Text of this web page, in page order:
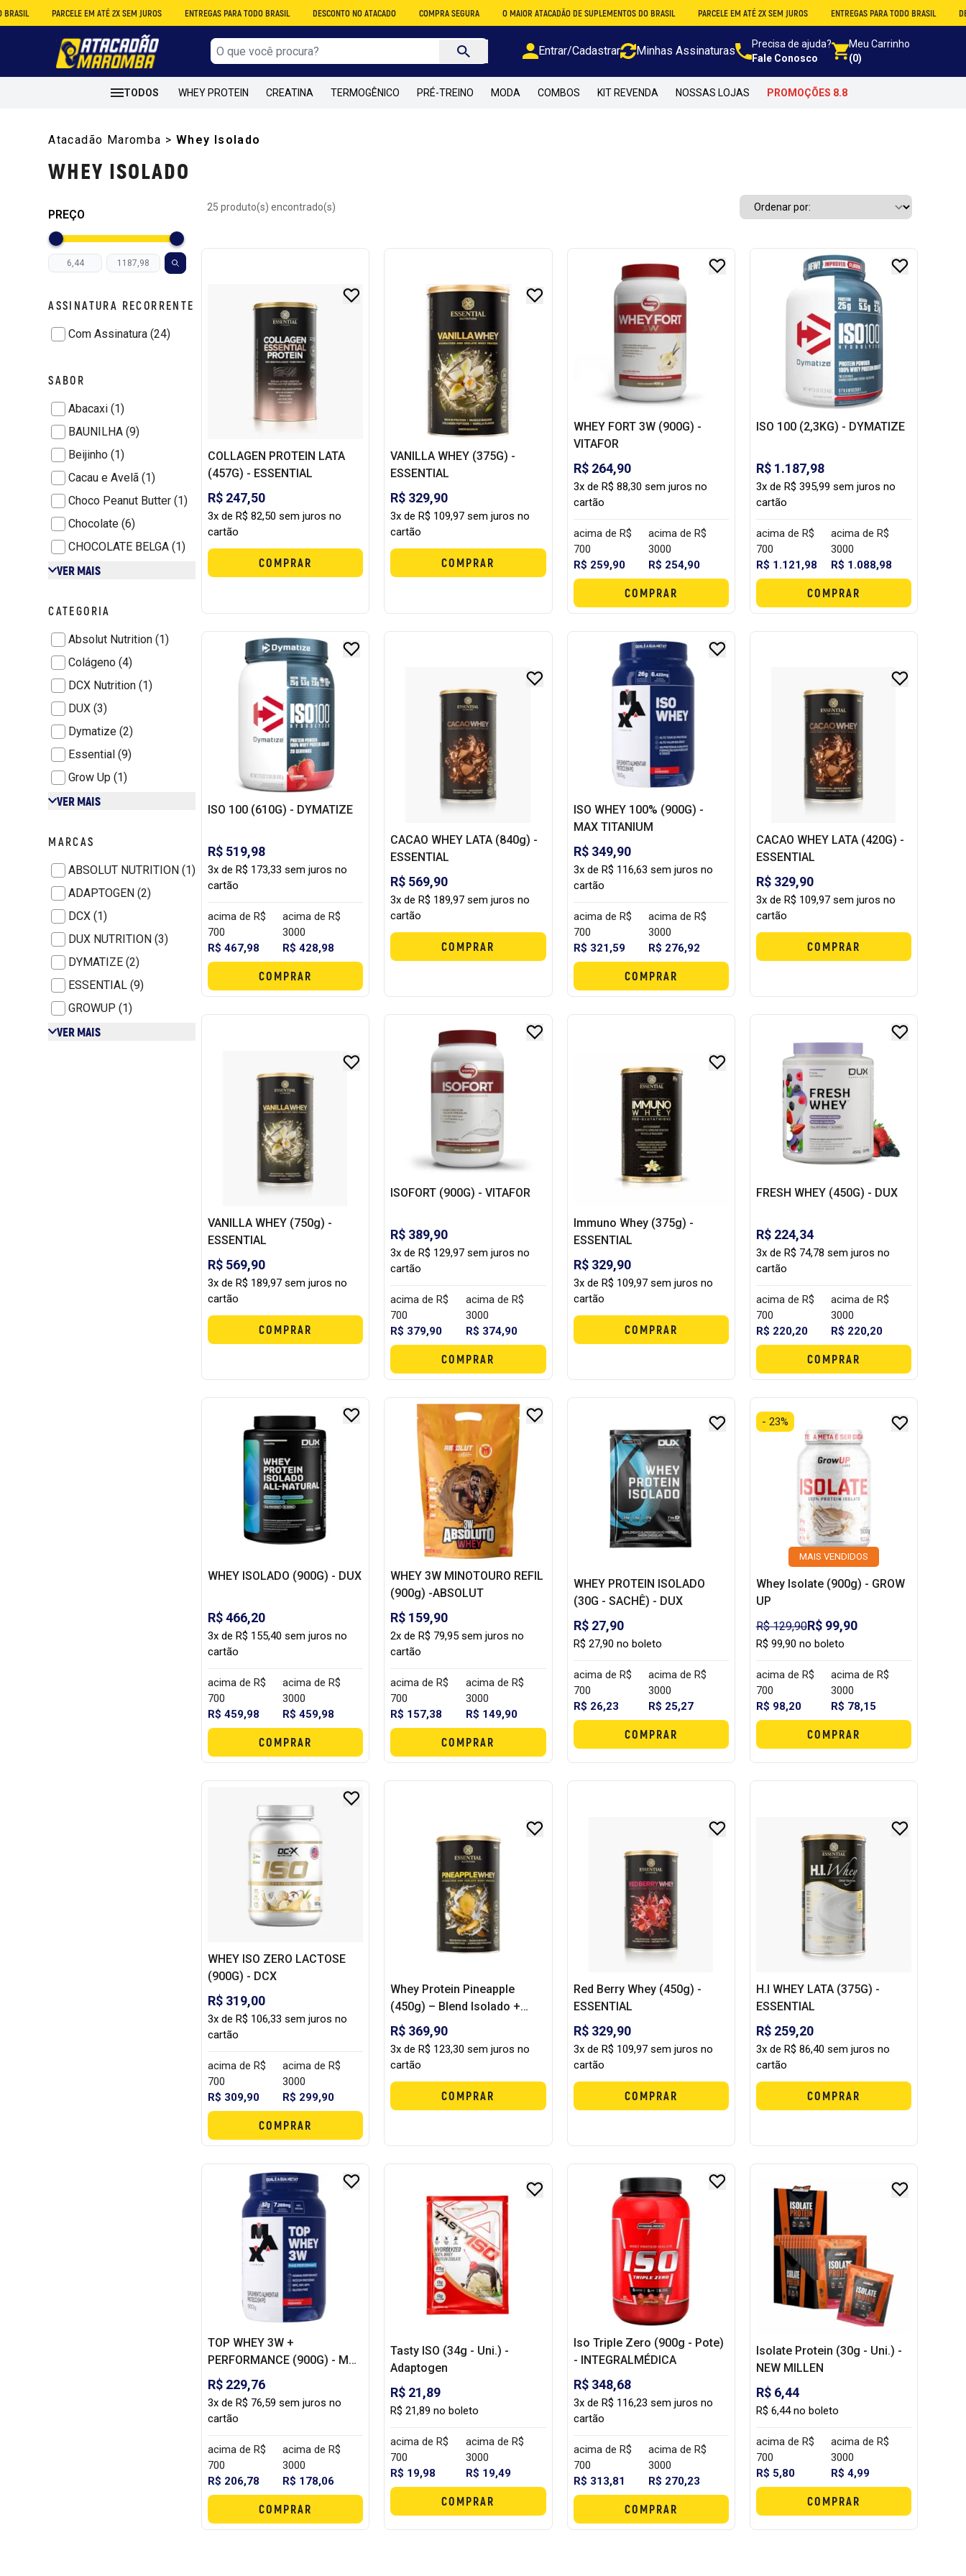
PARCELE EM ATÉ 2X SEM JUROS ENTREGAS PARA TODO BRASIL DESCONTO NO ATACADO COMPRA SEGURA O MAIOR ATACADÃO DE SUPLEMENTOS DO BRASIL PARCELE EM ATÉ 2X SEM JUROS ENTREGAS PARA TODO BRASIL DESCONTO NO
Entrar/Cadastrar Minhas Assinaturas
Precisa de ajuda?
Fale Conosco
Meu Carrinho
(0)
TODOS WHEY PROTEIN CREATINA TERMOGÊNICO PRÉ-TREINO MODA COMBOS KIT REVENDA NOSSAS LOJAS PROMOÇÕES 8.8
Atacadão Maromba > Whey Isolado
WHEY ISOLADO
PREÇO
ASSINATURA RECORRENTE
Com Assinatura (24)
SABOR
Abacaxi (1)
BAUNILHA (9)
Beijinho (1)
Cacau e Avelã (1)
Choco Peanut Butter (1)
Chocolate (6)
CHOCOLATE BELGA (1)
VER MAIS
CATEGORIA
Absolut Nutrition (1)
Colágeno (4)
DCX Nutrition (1)
DUX (3)
Dymatize (2)
Essential (9)
Grow Up (1)
VER MAIS
MARCAS
ABSOLUT NUTRITION (1)
ADAPTOGEN (2)
DCX (1)
DUX NUTRITION (3)
DYMATIZE (2)
ESSENTIAL (9)
GROWUP (1)
VER MAIS
25 produto(s) encontrado(s)
COLLAGEN PROTEIN LATA
(457G) - ESSENTIAL
R$ 247,50
3x de R$ 82,50 sem juros no
cartão
COMPRAR
VANILLA WHEY (375G) -
ESSENTIAL
R$ 329,90
3x de R$ 109,97 sem juros no
cartão
COMPRAR
WHEY FORT 3W (900G) -
VITAFOR
R$ 264,90
3x de R$ 88,30 sem juros no
cartão
acima de R$
700
R$ 259,90
acima de R$
3000
R$ 254,90
COMPRAR
ISO 100 (2,3KG) - DYMATIZE
R$ 1.187,98
3x de R$ 395,99 sem juros no
cartão
acima de R$
700
R$ 1.121,98
acima de R$
3000
R$ 1.088,98
COMPRAR
ISO 100 (610G) - DYMATIZE
R$ 519,98
3x de R$ 173,33 sem juros no
cartão
acima de R$
700
R$ 467,98
acima de R$
3000
R$ 428,98
COMPRAR
CACAO WHEY LATA (840g) -
ESSENTIAL
R$ 569,90
3x de R$ 189,97 sem juros no
cartão
COMPRAR
ISO WHEY 100% (900G) -
MAX TITANIUM
R$ 349,90
3x de R$ 116,63 sem juros no
cartão
acima de R$
700
R$ 321,59
acima de R$
3000
R$ 276,92
COMPRAR
CACAO WHEY LATA (420G) -
ESSENTIAL
R$ 329,90
3x de R$ 109,97 sem juros no
cartão
COMPRAR
VANILLA WHEY (750g) -
ESSENTIAL
R$ 569,90
3x de R$ 189,97 sem juros no
cartão
COMPRAR
ISOFORT (900G) - VITAFOR
R$ 389,90
3x de R$ 129,97 sem juros no
cartão
acima de R$
700
R$ 379,90
acima de R$
3000
R$ 374,90
COMPRAR
Immuno Whey (375g) -
ESSENTIAL
R$ 329,90
3x de R$ 109,97 sem juros no
cartão
COMPRAR
FRESH WHEY (450G) - DUX
R$ 224,34
3x de R$ 74,78 sem juros no
cartão
acima de R$
700
R$ 220,20
acima de R$
3000
R$ 220,20
COMPRAR
WHEY ISOLADO (900G) - DUX
R$ 466,20
3x de R$ 155,40 sem juros no
cartão
acima de R$
700
R$ 459,98
acima de R$
3000
R$ 459,98
COMPRAR
WHEY 3W MINOTOURO REFIL
(900g) -ABSOLUT
R$ 159,90
2x de R$ 79,95 sem juros no
cartão
acima de R$
700
R$ 157,38
acima de R$
3000
R$ 149,90
COMPRAR
WHEY PROTEIN ISOLADO
(30G - SACHÊ) - DUX
R$ 27,90
R$ 27,90 no boleto
acima de R$
700
R$ 26,23
acima de R$
3000
R$ 25,27
COMPRAR
MAIS VENDIDOS
Whey Isolate (900g) - GROW
UP
R$ 129,90R$ 99,90
- 23%
R$ 99,90 no boleto
acima de R$
700
R$ 98,20
acima de R$
3000
R$ 78,15
COMPRAR
WHEY ISO ZERO LACTOSE
(900G) - DCX
R$ 319,00
3x de R$ 106,33 sem juros no
cartão
acima de R$
700
R$ 309,90
acima de R$
3000
R$ 299,90
COMPRAR
Whey Protein Pineapple
(450g) – Blend Isolado +
Hidrolisado com Sabor
Refrescante
R$ 369,90
3x de R$ 123,30 sem juros no
cartão
COMPRAR
Red Berry Whey (450g) -
ESSENTIAL
R$ 329,90
3x de R$ 109,97 sem juros no
cartão
COMPRAR
H.I WHEY LATA (375G) -
ESSENTIAL
R$ 259,20
3x de R$ 86,40 sem juros no
cartão
COMPRAR
TOP WHEY 3W +
PERFORMANCE (900G) - MAX
TITANIUM
R$ 229,76
3x de R$ 76,59 sem juros no
cartão
acima de R$
700
R$ 206,78
acima de R$
3000
R$ 178,06
COMPRAR
Tasty ISO (34g - Uni.) -
Adaptogen
R$ 21,89
R$ 21,89 no boleto
acima de R$
700
R$ 19,98
acima de R$
3000
R$ 19,49
COMPRAR
Iso Triple Zero (900g - Pote)
- INTEGRALMÉDICA
R$ 348,68
3x de R$ 116,23 sem juros no
cartão
acima de R$
700
R$ 313,81
acima de R$
3000
R$ 270,23
COMPRAR
Isolate Protein (30g - Uni.) -
NEW MILLEN
R$ 6,44
R$ 6,44 no boleto
acima de R$
700
R$ 5,80
acima de R$
3000
R$ 4,99
COMPRAR